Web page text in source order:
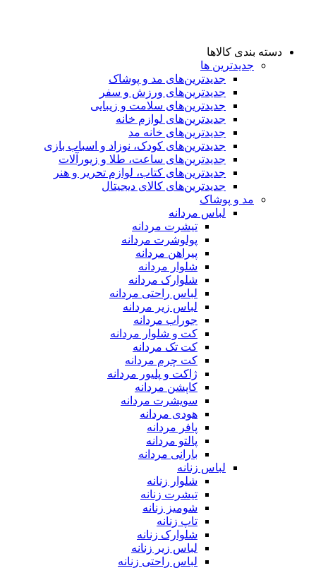
دسته بندی کالاها
جدیدترین ها
جدید‌ترین‌های مد و پوشاک
جدید‌ترین‌های ورزش و سفر
جدید‌ترین‌های سلامت و زیبایی
جدید‌ترین‌های لوازم خانه
جدیدترین‌های خانه مد
جدید‌ترین‌های کودک، نوزاد و اسباب بازی
جدید‌ترین‌های ساعت، طلا و زیورآلات
جدید‌ترین‌های کتاب، لوازم تحریر و هنر
جدید‌ترین‌های کالای دیجیتال
مد و پوشاک
لباس مردانه
تیشرت مردانه
پولوشرت مردانه
پیراهن مردانه
شلوار مردانه
شلوارک مردانه
لباس راحتی مردانه
لباس زیر مردانه
جوراب مردانه
کت و شلوار مردانه
کت تک مردانه
کت چرم مردانه
ژاکت و پلیور مردانه
کاپشن مردانه
سویشرت مردانه
هودی مردانه
پافر مردانه
پالتو مردانه
بارانی مردانه
لباس زنانه
شلوار زنانه
تیشرت زنانه
شومیز زنانه
تاپ زنانه
شلوارک زنانه
لباس زیر زنانه
لباس راحتی زنانه